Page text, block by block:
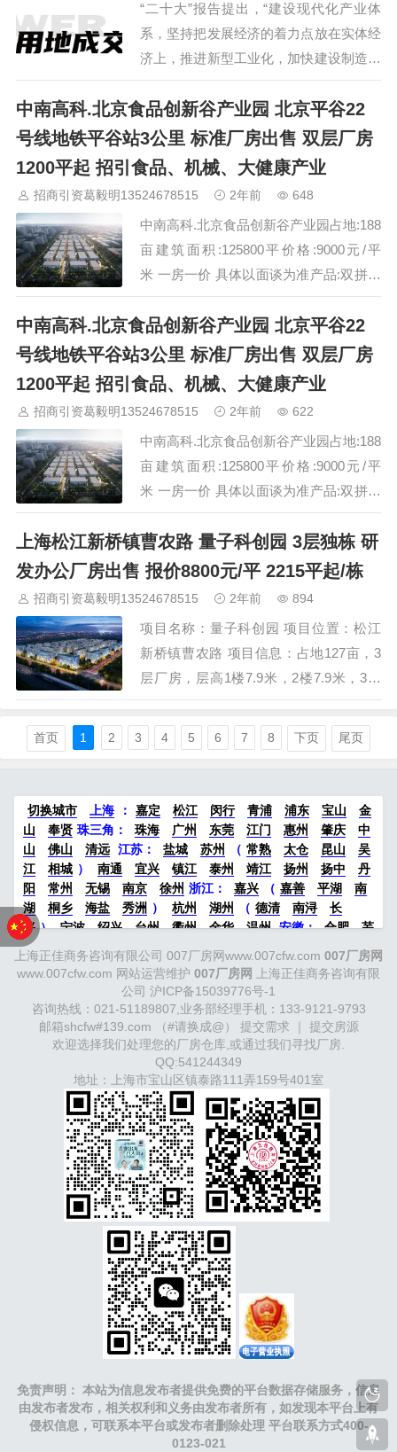
州航空港经济综合实验区（以下简称航空
港实验区）获国务院批复设立，…
“二十大”报告提出，“建设现代化产业体
系，坚持把发展经济的着力点放在实体经
济上，推进新型工业化，加快建设制造强
国、质量强国、航天强国、交通强国、网
络强国、数字中国”。国家强调发展实体
经济“建设制造强国”，产业园区建设运营
将迎来发展机遇。国家强调发展实体经济
际环境的复杂性日益严峻，需要我国建设
完整的现代化产业体系，坚持把发展实…
中南高科.北京食品创新谷产业园 北京平谷22
号线地铁平谷站3公里 标准厂房出售 双层厂房
1200平起 招引食品、机械、大健康产业
招商引资葛毅明13524678515 2年前 648
中南高科.北京食品创新谷产业园占地:188
亩建筑面积:125800平价格:9000元/平
米 一房一价 具体以面谈为准产品:双拼独
栋厂房，75栋。面积：1200平双拼独
栋，1600平双拼独栋，2000独栋，2800
独栋，3200平独栋，3600独栋，4000平
独栋。5200独栋，6400平围独栋，7200
中南高科.北京食品创新谷产业园 北京平谷22
号线地铁平谷站3公里 标准厂房出售 双层厂房
1200平起 招引食品、机械、大健康产业
招商引资葛毅明13524678515 2年前 622
中南高科.北京食品创新谷产业园占地:188
亩建筑面积:125800平价格:9000元/平
米 一房一价 具体以面谈为准产品:双拼独
栋厂房，75栋。面积：1200平双拼独
栋，1600平双拼独栋，2000独栋，2800
独栋，3200平独栋，3600独栋，4000平
独栋。5200独栋，6400平围独栋，7200
米。承重，一楼3吨/平米，二楼450…
上海松江新桥镇曹农路 量子科创园 3层独栋 研
发办公厂房出售 报价8800元/平 2215平起/栋
招商引资葛毅明13524678515 2年前 894
项目名称：量子科创园 项目位置：松江
新桥镇曹农路 项目信息：占地127亩，3
层厂房，层高1楼7.9米，2楼7.9米，3楼
4.8米。面积2215平方～2771平方～4986
平方。 项目价格：8800元/每平米。 项目
优势：性价比超高，户型优，层高高，交
T1+T2两条线路曹农路站。配套，餐厅，
住宿齐全。松江工业核心板块新…
首页 1 2 3 4 5 6 7 8 下页 尾页
切换城市 上海 ： 嘉定 松江 闵行 青浦 浦东 宝山
金
山
奉贤 珠三角： 珠海 广州 东莞 江门 惠州 肇庆
中
山
佛山 清远 江苏 ： 盐城 苏州 （ 常熟 太仓 昆山
吴
江
相城 ） 南通 宜兴 镇江 泰州 靖江 扬州 扬中
丹
阳
常州 无锡 南京 徐州 浙江： 嘉兴 （ 嘉善 平湖
南
湖
桐乡 海盐 秀洲 ） 杭州 湖州 （ 德清 南浔
长
兴 ） 宁波 绍兴 台州 衢州 金华 温州 安徽： 合肥
芜
湖
滁州
洛
阳
新密 武汉 宜昌 襄阳 重庆 成都 德阳 长沙
株洲
京津冀鲁： 北京 天津 廊坊 （
厂
永清 三河 霸州 ） 保定 （ 涿州 涞水 ） 太原
晋中
沈阳
济南 济宁 绵阳 石家庄 沧州 唐山 潍坊
德州
烟台 青岛 福建： 福州 漳州 泉州 龙岩 西南：
大连 海外园区：
马来西亚 新加坡 墨西哥 荷兰 美国 地产商：
中南高科 华夏幸福 联东U谷 万洋 均和
咨询热线： 400-0123-021
上海正佳商务咨询有限公司 007厂房网www.007cfw.com 007厂房网
www.007cfw.com 网站运营维护 007厂房网
上海正佳商务咨询有限
公司 沪ICP备15039776号-1
咨询热线：021-51189807,业务部经理手机：133-9121-9793
邮箱shcfw#139.com （#请换成@） 提交需求
提交房源
欢迎选择我们处理您的厂房仓库,或通过我们寻找厂房.
QQ:541244349
地址：上海市宝山区镇泰路111弄159号401室
免责声明： 本站为信息发布者提供免费的平台数据存储服务，信息
由发布者发布，相关权利和义务由发布者所有，如发现本平台上有
侵权信息，可联系本平台或发布者删除处理 平台联系方式400-
0123-021